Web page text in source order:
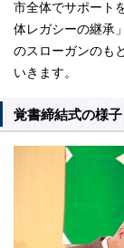
市全体でサポート
体レガシーの継承
のスローガンのも
いきます。
覚書締結式の様子